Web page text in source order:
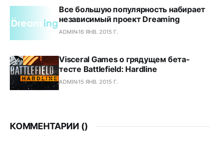
Все большую популярность набирает
независимый проект Dreaming
ADMIN16 ЯНВ. 2015 Г.
Visceral Games о грядущем бета-
тесте Battlefield: Hardline
ADMIN15 ЯНВ. 2015 Г.
КОММЕНТАРИИ ()